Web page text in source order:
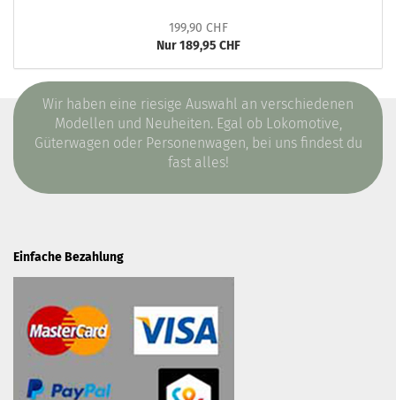
199,90 CHF
Nur 189,95 CHF
Wir haben eine riesige Auswahl an verschiedenen
Modellen und Neuheiten. Egal ob Lokomotive,
Güterwagen oder Personenwagen, bei uns findest du
fast alles!
Einfache Bezahlung